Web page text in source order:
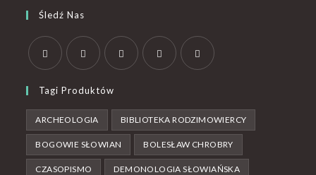
Śledź Nas
Tagi Produktów
ARCHEOLOGIA BIBLIOTEKA RODZIMOWIERCY
BOGOWIE SŁOWIAN BOLESŁAW CHROBRY
CZASOPISMO DEMONOLOGIA SŁOWIAŃSKA